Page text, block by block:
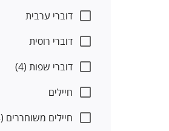
דוברי ערבית
דוברי רוסית
דוברי שפות (4)
חיילים
חיילים משוחררים (8)